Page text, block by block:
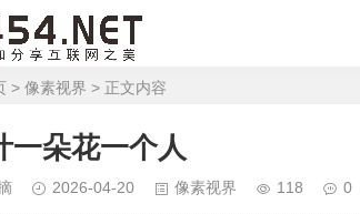
> 像素视界 > 正文内容
一朵花一个人
2026-04-20 像素视界 118 0